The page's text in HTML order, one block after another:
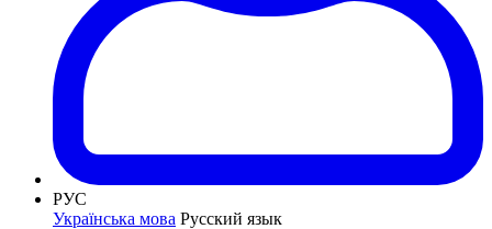
РУС
Українська мова Русский язык